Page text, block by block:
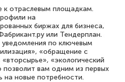
к отраслевым площадкам.
на
биржах для бизнеса,
или Тендерплан.
уведомления по ключевым
«обращение с
«экологический
позволит вам одним из первых
на новые потребности.